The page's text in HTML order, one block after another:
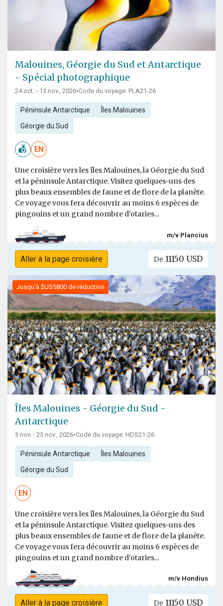
Malouines, Géorgie du Sud et Antarctique
- Spécial photographique
24 oct. - 13 nov., 2026•Code du voyage: PLA21-26
Péninsule Antarctique Îles Malouines
Géorgie du Sud
EN
Une croisière vers les îles Malouines, la Géorgie du Sud
et la péninsule Antarctique. Visitez quelques-uns des
plus beaux ensembles de faune et de flore de la planète.
Ce voyage vous fera découvrir au moins 6 espèces de
pingouins et un grand nombre d'otaries...
m/v Plancius
Aller à la page croisière De 11150 USD
Jusqu'à $US5800 de réduction
Îles Malouines - Géorgie du Sud -
Antarctique
3 nov. - 23 nov., 2026•Code du voyage: HDS21-26
Péninsule Antarctique Îles Malouines
Géorgie du Sud
EN
Une croisière vers les îles Malouines, la Géorgie du Sud
et la péninsule Antarctique. Visitez quelques-uns des
plus beaux ensembles de faune et de flore de la planète.
Ce voyage vous fera découvrir au moins 6 espèces de
pingouins et un grand nombre d'otaries...
m/v Hondius
Aller à la page croisière De 11150 USD